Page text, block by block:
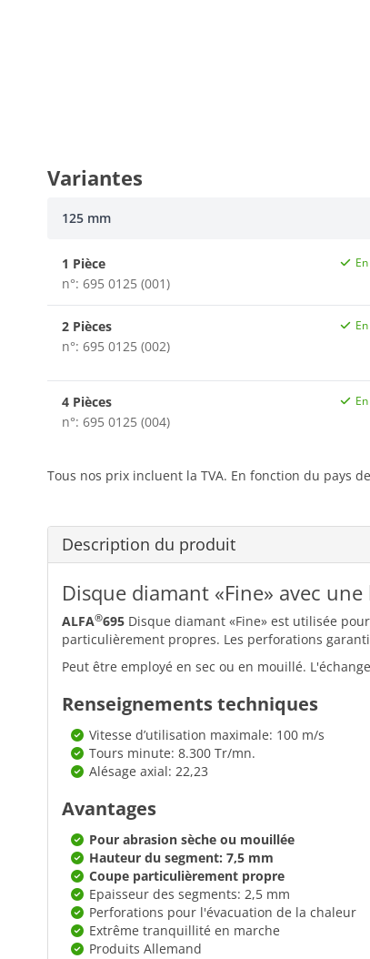
Variantes
125 mm
1 Pièce
n°: 695 0125 (001)
2 Pièces
n°: 695 0125 (002)
4 Pièces
n°: 695 0125 (004)
Tous nos prix incluent la TVA. En fonction du pays
Description du produit
Disque diamant «Fine» avec
ALFA®695 Disque diamant «Fine» est utilisée
particulièrement propres. Les perforations
Peut être employé en sec ou en mouillé.
Renseignements techniques
Vitesse d’utilisation maximale: 100 m/s
Tours minute: 8.300 Tr/mn.
Alésage axial: 22,23
Avantages
Pour abrasion sèche ou mouillée
Hauteur du segment: 7,5 mm
Coupe particulièrement propre
Epaisseur des segments: 2,5 mm
Perforations pour l'évacuation de la chaleur
Extrême tranquillité en marche
Produits Allemand